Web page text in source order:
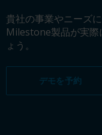
貴社の事業やニーズ
Milestone製品が実際
ょう。
デモを予約